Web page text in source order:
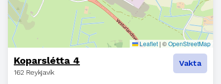
Leaflet | ©OpenStreetMap
Koparslétta 4
162 Reykjavík
Vakta